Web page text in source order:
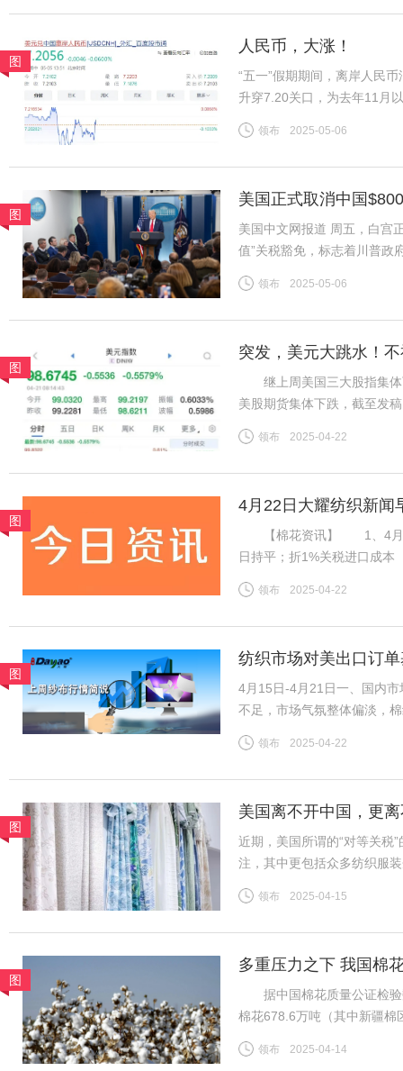
图
人民币，大涨！
“五一”假期期间，离岸人民
升穿7.20关口，为去年11月
美股、美债、美元涨。同时
领布 2025-05-06
图
美国正式取消中国
美国中文网报道 周五，白宫
值”关税豁免，标志着川普政
包裹积压的混乱局面而推迟
领布 2025-05-06
图
突发，美元大跳水！
继上周美国三大股指集体
美股期货集体下跌，截至发
2022年4月以来首次。截至
领布 2025-04-22
图
4月22日大耀纺织新闻
【棉花资讯】 1、4月21
日持平；折1%关税进口成本
棉山东到厂价3128B级14
领布 2025-04-22
图
纺织市场对美出口订
4月15日-4月21日一、国内
不足，市场气氛整体偏淡，
续，中小厂订单压力增加。
领布 2025-04-22
图
美国离不开中国，更
近期，美国所谓的“对等关税
注，其中更包括众多纺织服
跨境电商及小额包裹更是惠
领布 2025-04-15
图
多重压力之下 我国棉
据中国棉花质量公证检验
棉花678.6万吨（其中新疆棉
新疆/全国棉花公检总量已基
领布 2025-04-14